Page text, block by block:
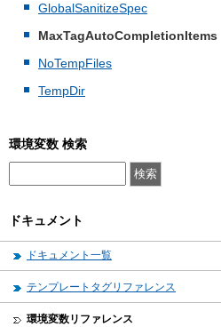
GlobalSanitizeSpec
MaxTagAutoCompletionItems
NoTempFiles
TempDir
環境変数 検索
ドキュメント
ドキュメント一覧
テンプレートタグリファレンス
環境変数リファレンス